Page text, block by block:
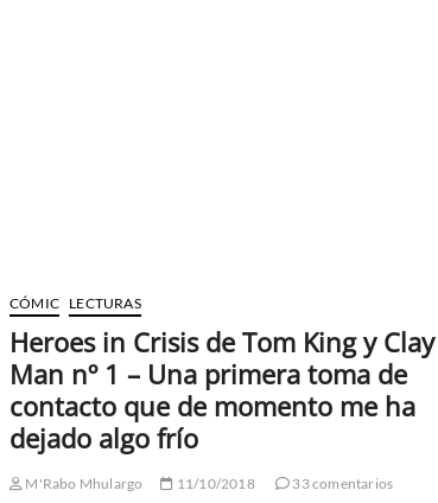
CÓMIC LECTURAS
Heroes in Crisis de Tom King y Clay
Man nº 1 – Una primera toma de
contacto que de momento me ha
dejado algo frío
M'Rabo Mhulargo 11/10/2018
33 comentarios